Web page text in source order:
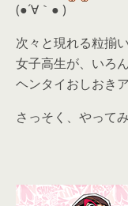
(●´∀｀● )
次々と現れる粒揃
女子高生が、いろ
ヘンタイおしおき
さっそく、やって